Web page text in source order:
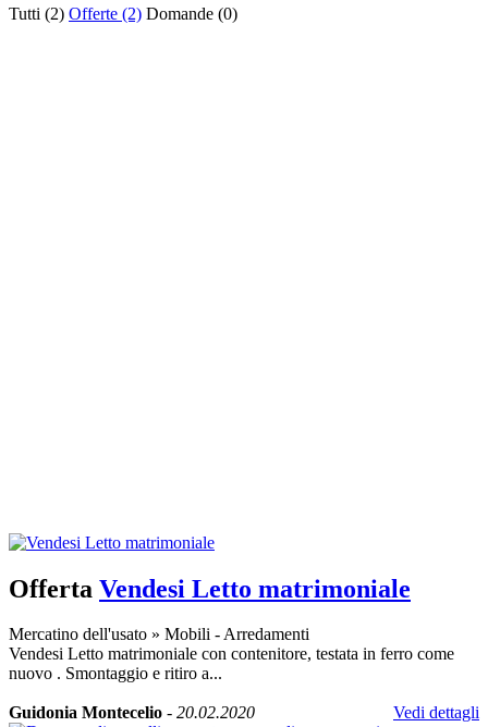
Tutti (2) Offerte (2) Domande (0)
Offerta Vendesi Letto matrimoniale
Mercatino dell'usato » Mobili - Arredamenti
Vendesi Letto matrimoniale con contenitore, testata in ferro come
nuovo . Smontaggio e ritiro a...
Guidonia Montecelio - 20.02.2020 Vedi dettagli